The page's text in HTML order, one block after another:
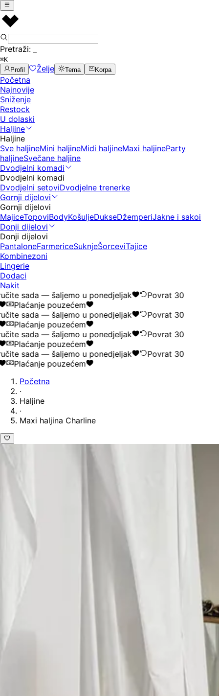
Pretraži:
⌘K
Profil
Želje Tema Korpa
Početna
Najnovije
Sniženje
Restock
U dolaski
Haljine
Haljine
Sve haljineMini haljineMidi haljineMaxi haljineParty
haljineSvečane haljine
Dvodjelni komadi
Dvodjelni komadi
Dvodjelni setoviDvodjelne trenerke
Gornji dijelovi
Gornji dijelovi
MajiceTopoviBodyKošuljeDukseDžemperiJakne i sakoi
Donji dijelovi
Donji dijelovi
PantaloneFarmericeSuknjeŠorceviTajice
Kombinezoni
Lingerie
Dodaci
Nakit
sada — šaljemo u ponedjeljak
Povrat 30
Plaćanje pouzećem
sada — šaljemo u ponedjeljak
Povrat 30
Plaćanje pouzećem
sada — šaljemo u ponedjeljak
Povrat 30
Plaćanje pouzećem
sada — šaljemo u ponedjeljak
Povrat 30
Plaćanje pouzećem
Početna
·
Haljine
·
Maxi haljina Charline